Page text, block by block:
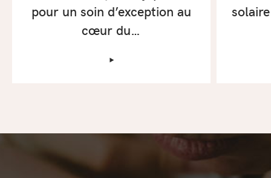
pour un soin d’exception au
cœur du…
‣